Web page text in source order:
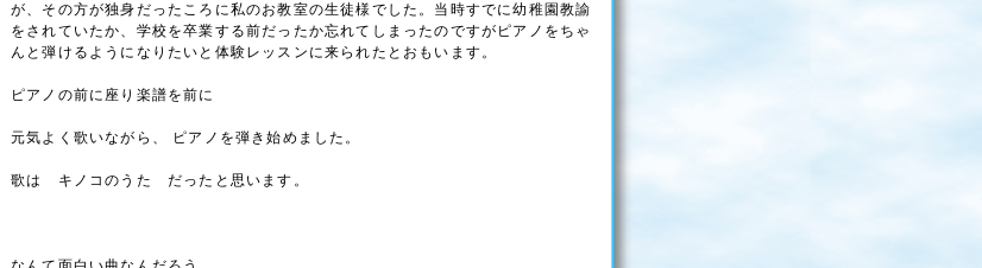
が、その方が独身だったころに私のお教室の生徒様でした。当時すでに幼稚園教諭
をされていたか、学校を卒業する前だったか忘れてしまったのですがピアノをちゃ
んと弾けるようになりたいと体験レッスンに来られたとおもいます。
ピアノの前に座り楽譜を前に
元気よく歌いながら、 ピアノを弾き始めました。
歌は キノコのうた だったと思います。